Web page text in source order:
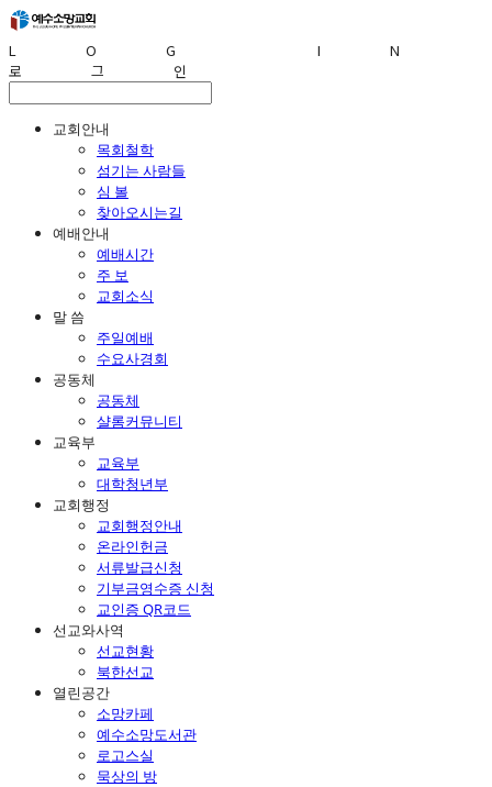
LOG IN
로그인
교회안내
목회철학
섬기는 사람들
심 볼
찾아오시는길
예배안내
예배시간
주 보
교회소식
말 씀
주일예배
수요사경회
공동체
공동체
샬롬커뮤니티
교육부
교육부
대학청년부
교회행정
교회행정안내
온라인헌금
서류발급신청
기부금영수증 신청
교인증 QR코드
선교와사역
선교현황
북한선교
열린공간
소망카페
예수소망도서관
로고스실
묵상의 방